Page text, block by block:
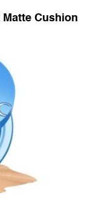
Cushion